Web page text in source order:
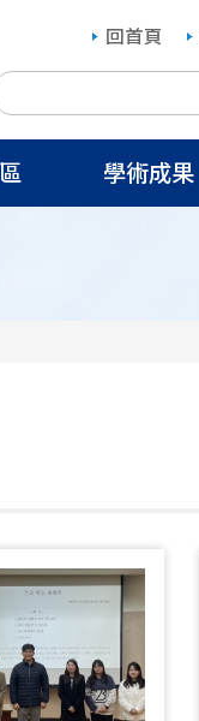
回首頁
學術成果